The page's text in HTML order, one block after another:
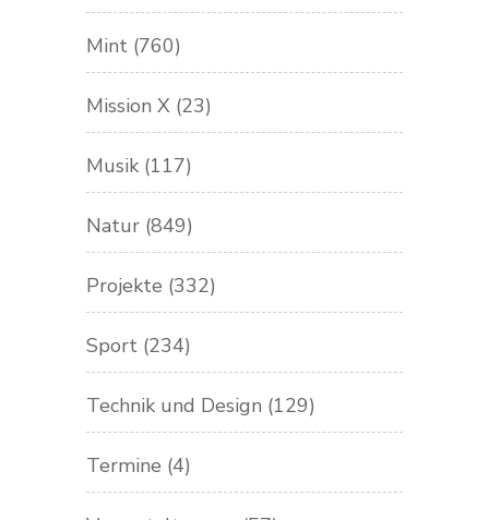
Mint (760)
Mission X (23)
Musik (117)
Natur (849)
Projekte (332)
Sport (234)
Technik und Design (129)
Termine (4)